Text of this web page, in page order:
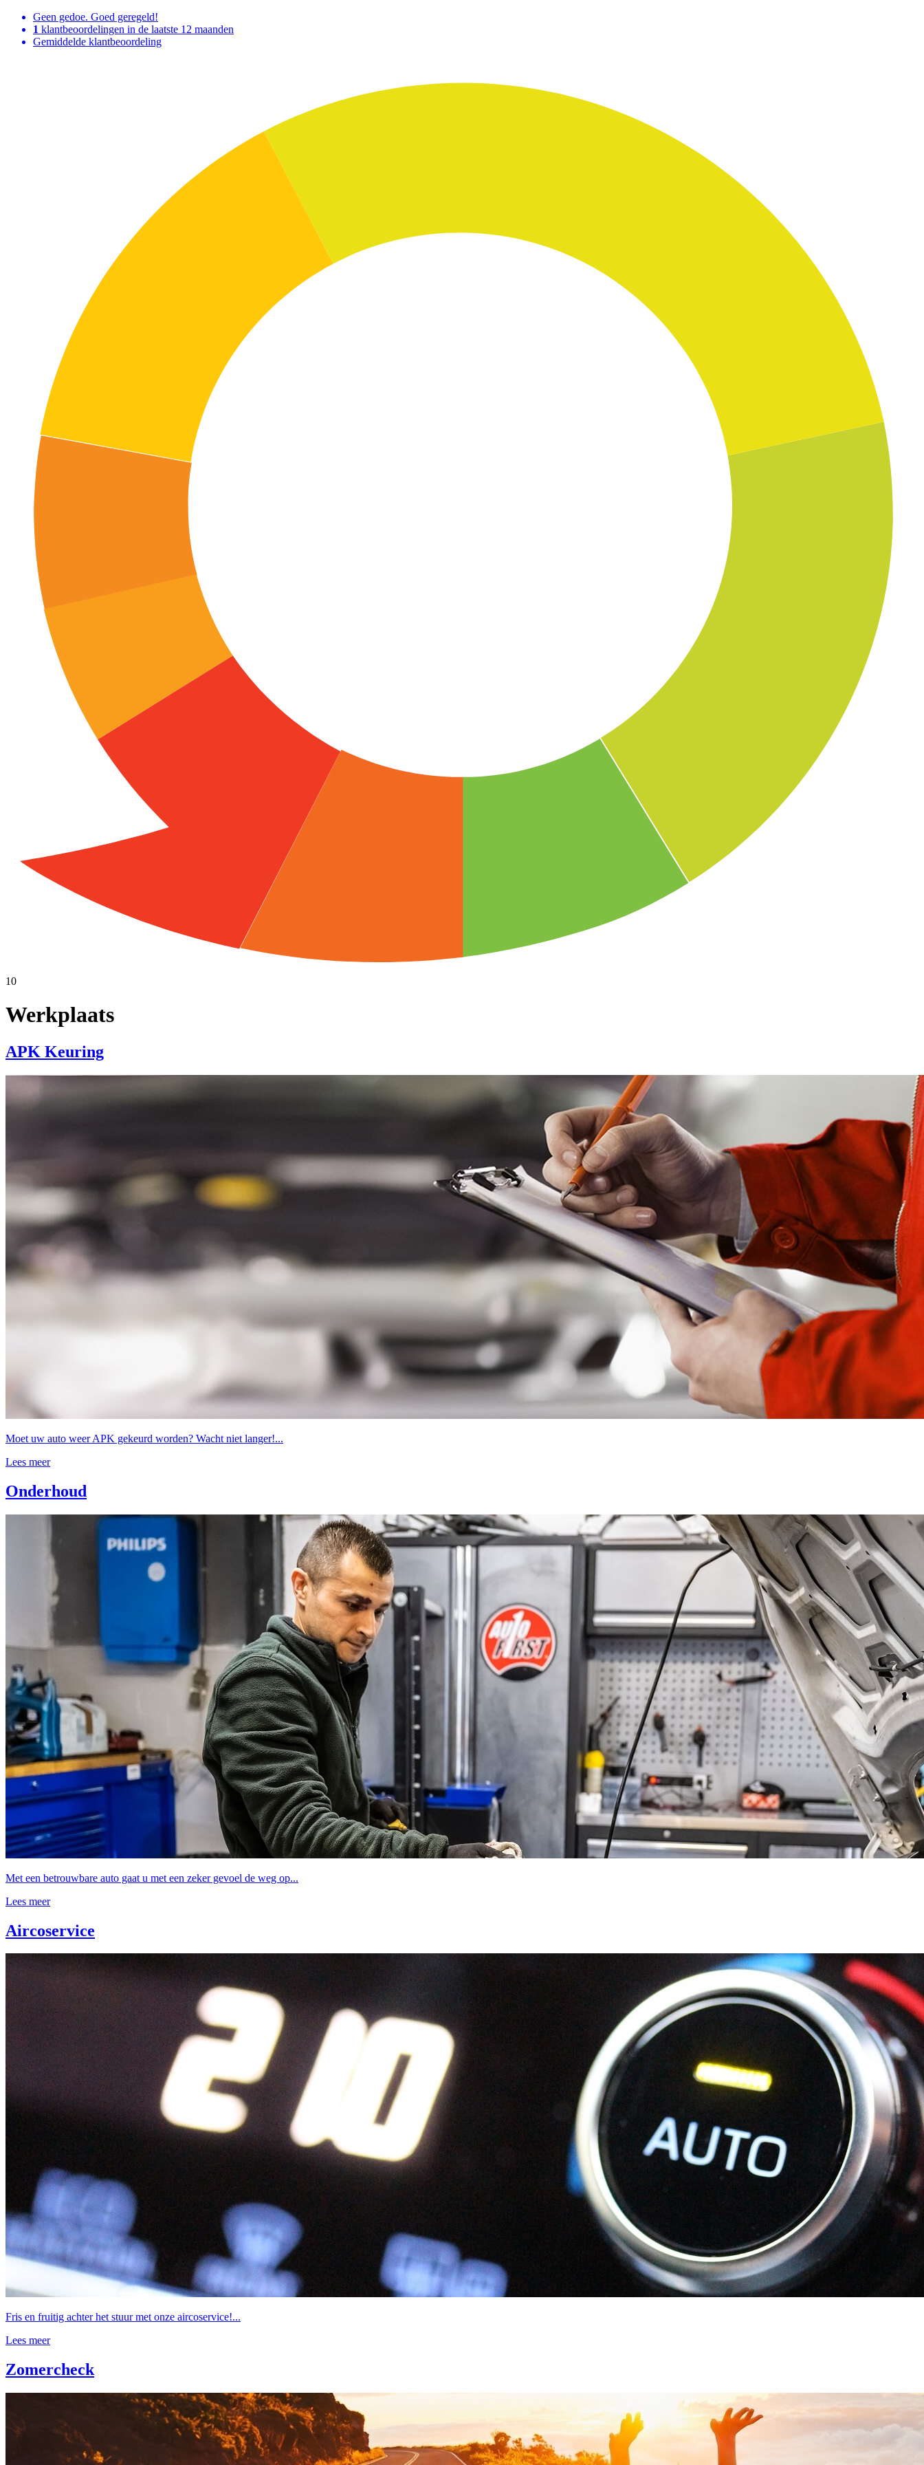
Geen gedoe. Goed geregeld!
1 klantbeoordelingen in de laatste 12 maanden
Gemiddelde klantbeoordeling
10
Werkplaats
APK Keuring
Moet uw auto weer APK gekeurd worden? Wacht niet langer!...
Lees meer
Onderhoud
Met een betrouwbare auto gaat u met een zeker gevoel de weg op...
Lees meer
Aircoservice
Fris en fruitig achter het stuur met onze aircoservice!...
Lees meer
Zomercheck